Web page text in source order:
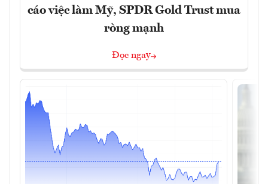
cáo việc làm Mỹ, SPDR Gold Trust mua
ròng mạnh
Đọc ngay